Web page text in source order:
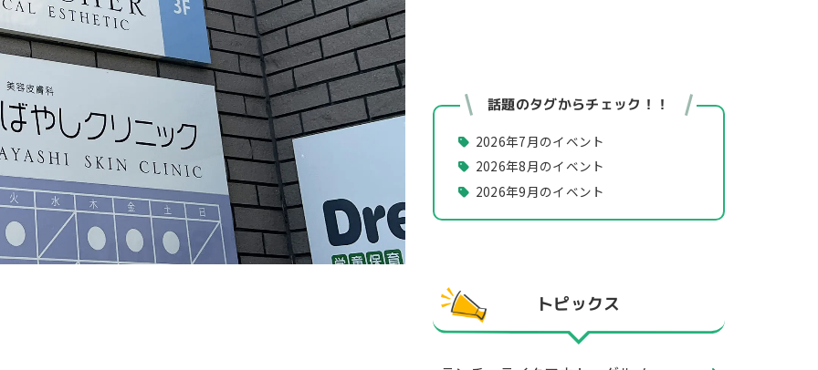
話題のタグからチェック！！
2026年7月のイベント
2026年8月のイベント
2026年9月のイベント
トピックス